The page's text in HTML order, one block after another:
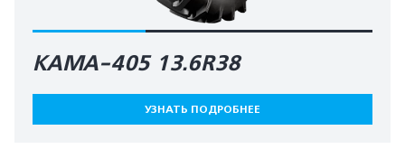
КАМА-405 13.6R38
УЗНАТЬ ПОДРОБНЕЕ